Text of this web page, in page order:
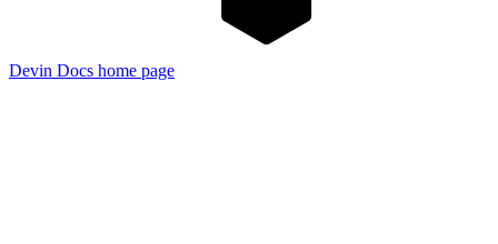
Devin Docs home page